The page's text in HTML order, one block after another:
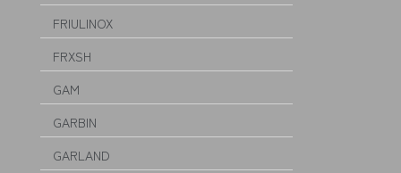
FRIULINOX
FRXSH
GAM
GARBIN
GARLAND